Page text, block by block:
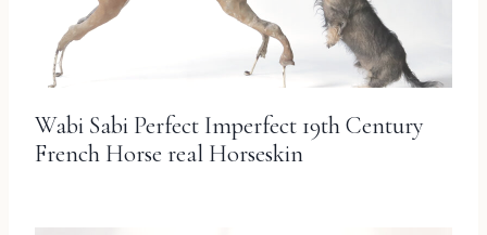
Wabi Sabi Perfect Imperfect 19th Century
French Horse real Horseskin